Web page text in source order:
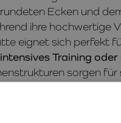
Ecken und
ihre hochwertige
eignet sich perfekt
Training
sorgen für
. Dank des
– allein oder